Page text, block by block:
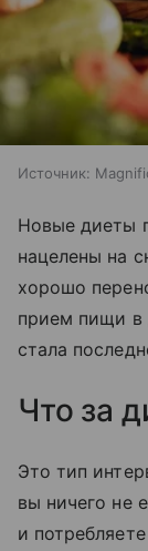
Источник:
Новые диеты
нацелены на
хорошо
прием пищи в
стала
Что за
Это тип
вы ничего не
и